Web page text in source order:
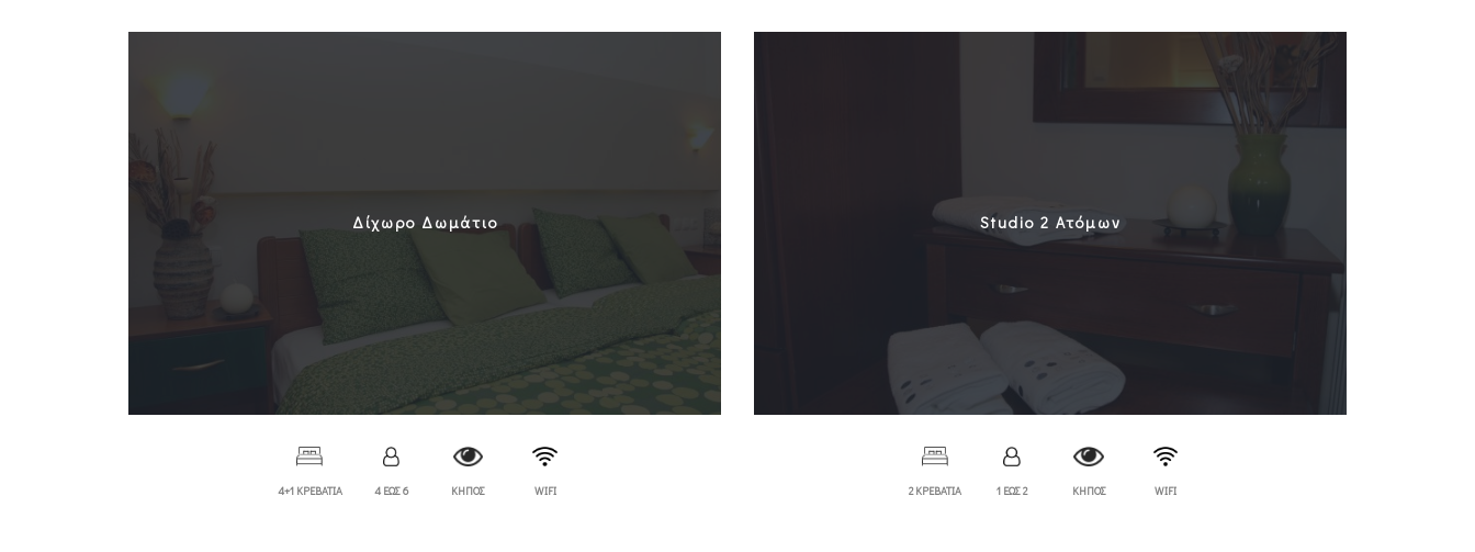
Δίχωρο Δωμάτιο
4+1 ΚΡΕΒΑΤΙΑ 4 ΕΩΣ 6 ΚΗΠΟΣ WIFI
Studio 2 Ατόμων
2 ΚΡΕΒΑΤΙΑ 1 ΕΩΣ 2 ΚΗΠΟΣ WIFI